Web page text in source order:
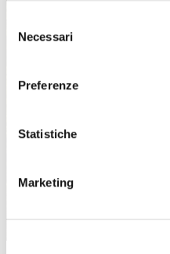
delNecessari
Preferenze
Statistiche
Marketing